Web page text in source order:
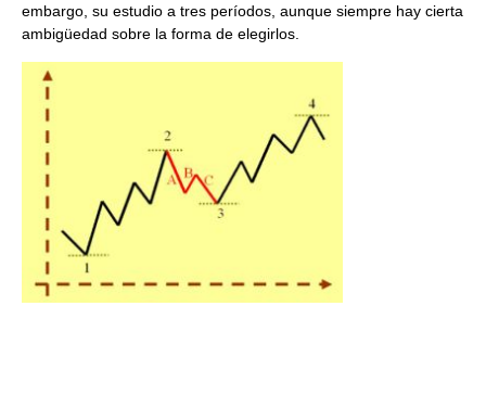
embargo, su estudio a tres períodos, aunque siempre hay cierta
ambigüedad sobre la forma de elegirlos.